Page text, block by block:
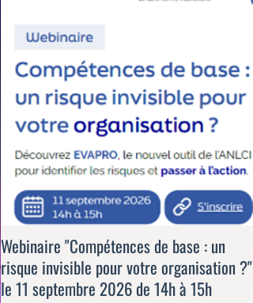
Webinaire "Compétences de base : un
risque invisible pour votre organisation ?"
le 11 septembre 2026 de 14h à 15h